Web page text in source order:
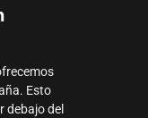
Esto
debajo del